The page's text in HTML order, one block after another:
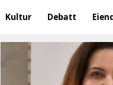
Kultur Debatt